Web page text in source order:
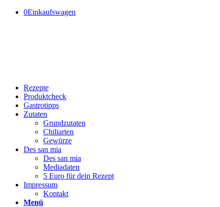
0Einkaufswagen
Rezepte
Produktcheck
Gastrotipps
Zutaten
Grundzutaten
Chiliarten
Gewürze
Des san mia
Des san mia
Mediadaten
5 Euro für dein Rezept
Impressum
Kontakt
Menü